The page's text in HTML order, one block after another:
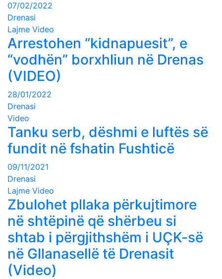
07/02/2022
Drenasi
Lajme Video
Arrestohen “kidnapuesit”, e
“vodhën” borxhliun në Drenas
(VIDEO)
28/01/2022
Drenasi
Video
Tanku serb, dëshmi e luftës së
fundit në fshatin Fushticë
09/11/2021
Drenasi
Lajme Video
Zbulohet pllaka përkujtimore
në shtëpinë që shërbeu si
shtab i përgjithshëm i UÇK-së
në Gllanasellë të Drenasit
(Video)